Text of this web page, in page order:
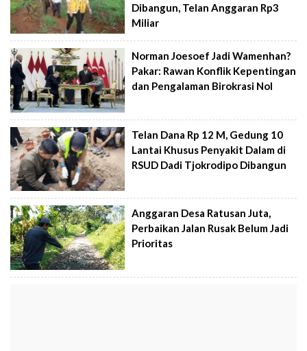
Dibangun, Telan Anggaran Rp3
Miliar
Norman Joesoef Jadi Wamenhan?
Pakar: Rawan Konflik Kepentingan
dan Pengalaman Birokrasi Nol
Telan Dana Rp 12 M, Gedung 10
Lantai Khusus Penyakit Dalam di
RSUD Dadi Tjokrodipo Dibangun
Anggaran Desa Ratusan Juta,
Perbaikan Jalan Rusak Belum Jadi
Prioritas